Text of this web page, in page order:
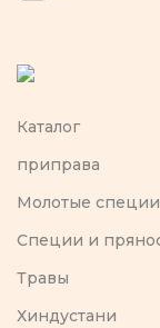
Каталог
приправа
Молотые специи
Специи и
Травы
Хиндустани